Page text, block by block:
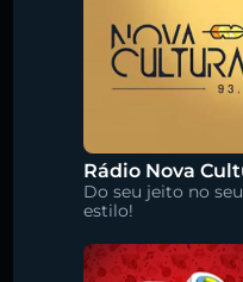
Do seu jeito no seu
estilo!